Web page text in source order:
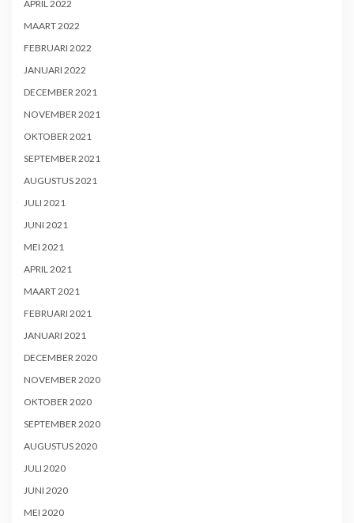
APRIL 2022
MAART 2022
FEBRUARI 2022
JANUARI 2022
DECEMBER 2021
NOVEMBER 2021
OKTOBER 2021
SEPTEMBER 2021
AUGUSTUS 2021
JULI 2021
JUNI 2021
MEI 2021
APRIL 2021
MAART 2021
FEBRUARI 2021
JANUARI 2021
DECEMBER 2020
NOVEMBER 2020
OKTOBER 2020
SEPTEMBER 2020
AUGUSTUS 2020
JULI 2020
JUNI 2020
MEI 2020